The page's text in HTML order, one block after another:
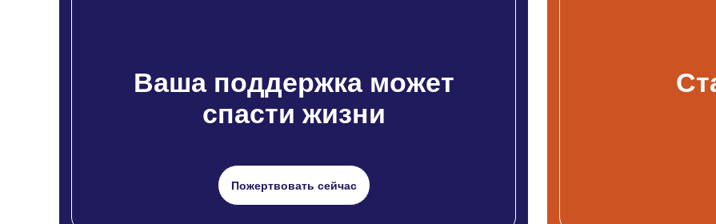
Ваша поддержка может
спасти жизни
Пожертвовать сейчас